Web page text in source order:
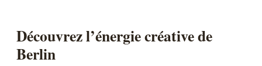
Découvrez l’énergie créative de
Berlin